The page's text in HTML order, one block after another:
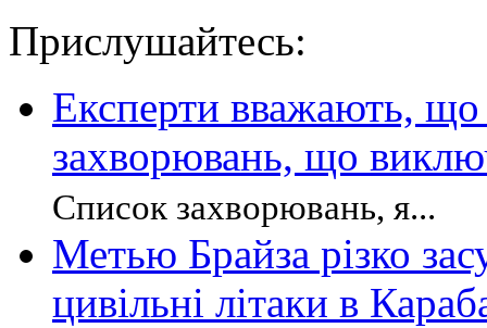
Прислушайтесь:
Експерти вважають,
захворювань, що
Список захворювань, я...
Метью Брайза різко
цивільні літаки в